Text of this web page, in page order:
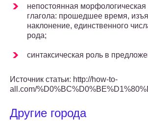
непостоянная морфологическая
глагола: прошедшее время,
наклонение, единственного
рода;
синтаксическая роль в
Источник статьи: http://how-to-
all.com/
Другие города